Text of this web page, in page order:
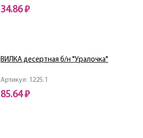
34.86 ₽
Артикул: 1225.1
ВИЛКА десертная б/н "Уралочка"
85.64 ₽